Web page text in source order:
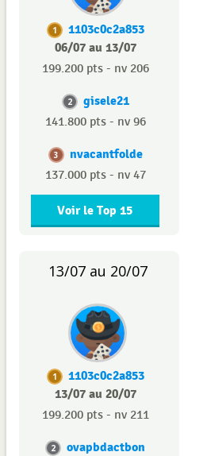
1
1103c0c2a853
06/07 au 13/07
199.200 pts - nv 206
2 gisele21
141.800 pts - nv 96
3 nvacantfolde
137.000 pts - nv 47
Voir le Top 15
13/07 au 20/07
1
1103c0c2a853
13/07 au 20/07
199.200 pts - nv 211
2 ovapbdactbon